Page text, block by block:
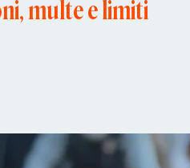
multe e limiti